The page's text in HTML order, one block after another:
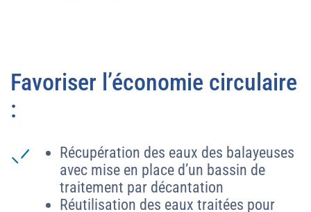
Favoriser l’économie circulaire
:
Récupération des eaux des balayeuses
avec mise en place d’un bassin de
traitement par décantation
Réutilisation des eaux traitées pour